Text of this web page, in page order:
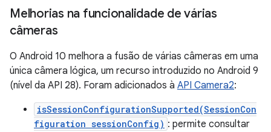
Melhorias na funcionalidade de várias
câmeras
O Android 10 melhora a fusão de várias câmeras em uma
única câmera lógica, um recurso introduzido no Android 9
(nível da API 28). Foram adicionados à API Camera2:
isSessionConfigurationSupported(SessionCon
figuration sessionConfig) : permite consultar